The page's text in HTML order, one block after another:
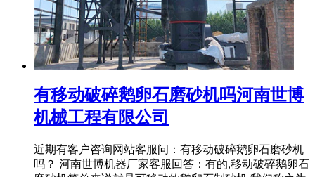
有移动破碎鹅卵石磨砂机吗河南世博
机械工程有限公司
近期有客户咨询网站客服问：有移动破碎鹅卵石磨砂机
吗？ 河南世博机器厂家客服回答：有的,移动破碎鹅卵石